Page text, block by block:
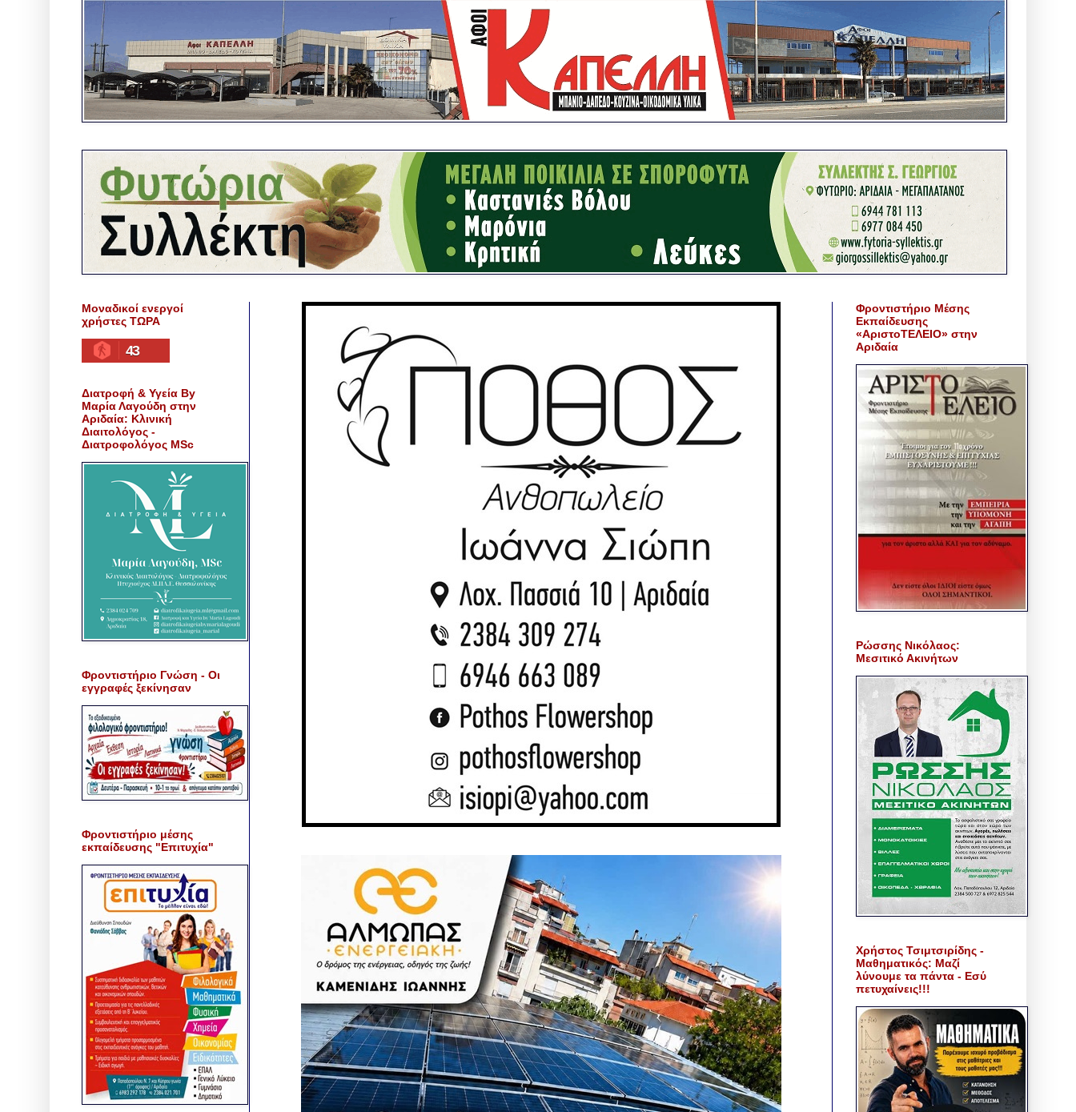
Μοναδικοί ενεργοί
χρήστες ΤΩΡΑ
43
Διατροφή & Υγεία By
Μαρία Λαγούδη στην
Αριδαία: Κλινική
Διαιτολόγος -
Διατροφολόγος MSc
Φροντιστήριο Γνώση - Οι
εγγραφές ξεκίνησαν
Φροντιστήριο μέσης
εκπαίδευσης "Επιτυχία"
Φροντιστήριο Μέσης
Εκπαίδευσης
«ΑριστοΤΕΛΕΙΟ» στην
Αριδαία
Ρώσσης Νικόλαος:
Μεσιτικό Ακινήτων
Χρήστος Τσιμτσιρίδης -
Μαθηματικός: Μαζί
λύνουμε τα πάντα - Εσύ
πετυχαίνεις!!!